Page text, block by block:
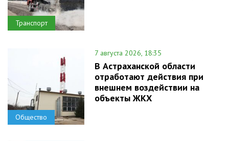
Транспорт
Общество
7 августа 2026, 18:35
В Астраханской области
отработают действия при
внешнем воздействии на
объекты ЖКХ